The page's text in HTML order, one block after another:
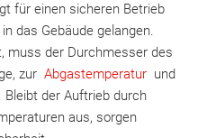
für einen sicheren Betrieb
das Gebäude gelangen.
muss der Durchmesser des
zur Abgastemperatur und
Bleibt der Auftrieb durch
aus, sorgen